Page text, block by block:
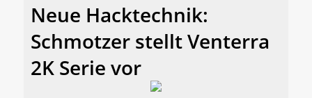
Neue Hacktechnik:
Schmotzer stellt Venterra
2K Serie vor